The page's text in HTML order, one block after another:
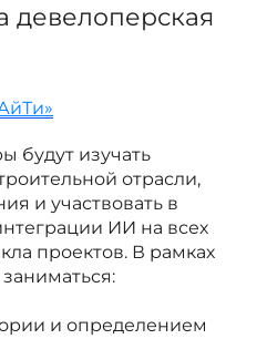
девелоперская
будут изучать
отрасли,
и участвовать в
ИИ на всех
проектов. В рамках
и определением